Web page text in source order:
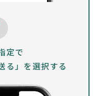
定で
る」を選択する